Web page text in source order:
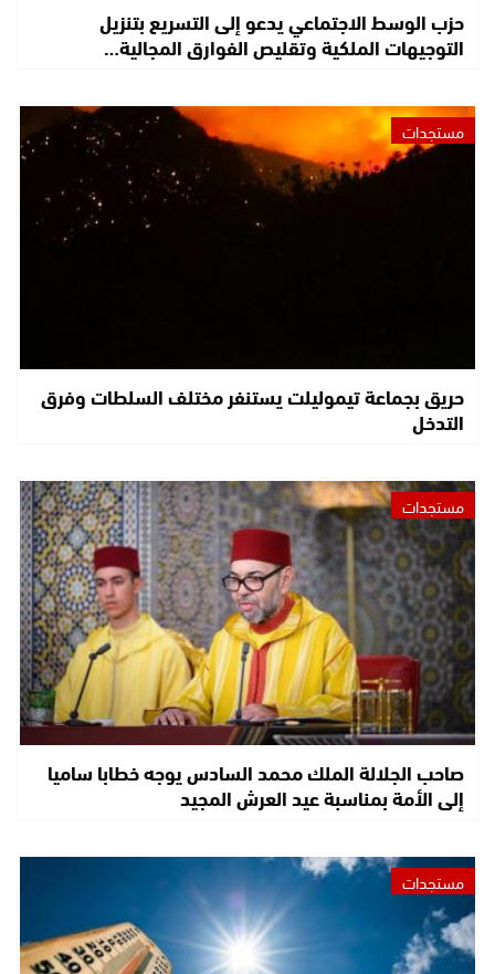
حزب الوسط الاجتماعي يدعو إلى التسريع بتنزيل
التوجيهات الملكية وتقليص الفوارق المجالية…
مستجدات
حريق بجماعة تيموليلت يستنفر مختلف السلطات وفرق
التدخل
مستجدات
صاحب الجلالة الملك محمد السادس يوجه خطابا ساميا
إلى الأمة بمناسبة عيد العرش المجيد
مستجدات